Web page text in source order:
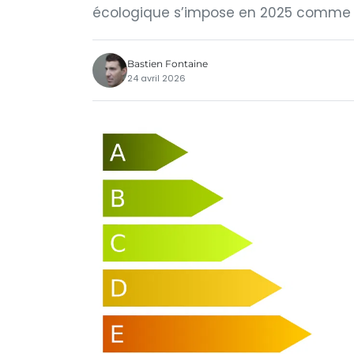
écologique s’impose en 2025
Bastien Fontaine
24 avril 2026